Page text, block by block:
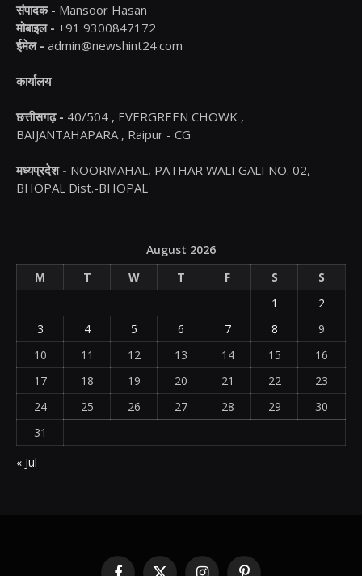
संपादक - Mansoor Hasan
मोबाइल - +91 9300847172
ईमेल - admin@newshint24.com
कार्यालय
छत्तीसगढ़ - 40/504 , EVERGREEN CHOWK ,
BAIJANTAHAPARA , Raipur - CG
मध्यप्रदेश - NOORMAHAL, PATHAR WALI GALI NO. 02,
BHOPAL Dist.-BHOPAL
August 2026
M
T W T F S
S
1
2
3
4 5 6 7 8
9
10
11 12 13 14 15
16
17
18 19 20 21 22
23
24
25 26 27 28 29
30
31
« Jul